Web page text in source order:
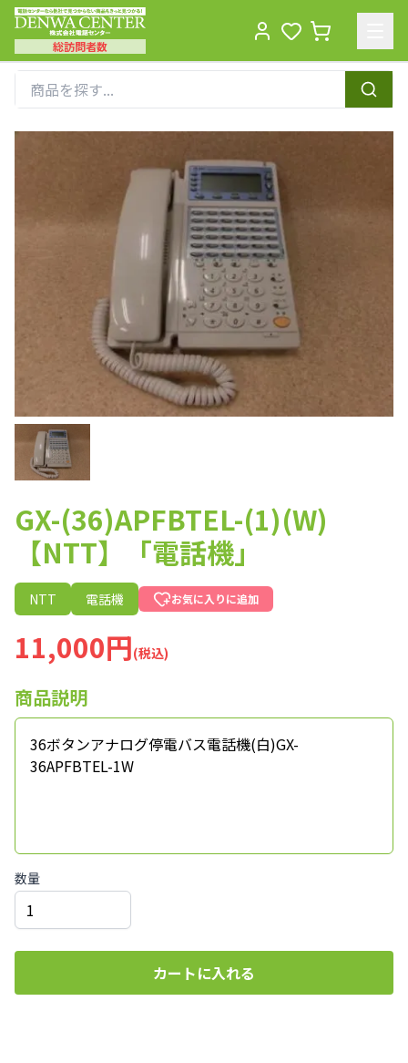
総訪問者数
GX-(36)APFBTEL-(1)(W)
【NTT】「電話機」
NTT 電話機 お気に入りに追加
11,000円(税込)
商品説明
36ボタンアナログ停電バス電話機(白)GX-
36APFBTEL-1W
数量
カートに入れる